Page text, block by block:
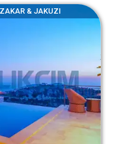
& JAKUZI